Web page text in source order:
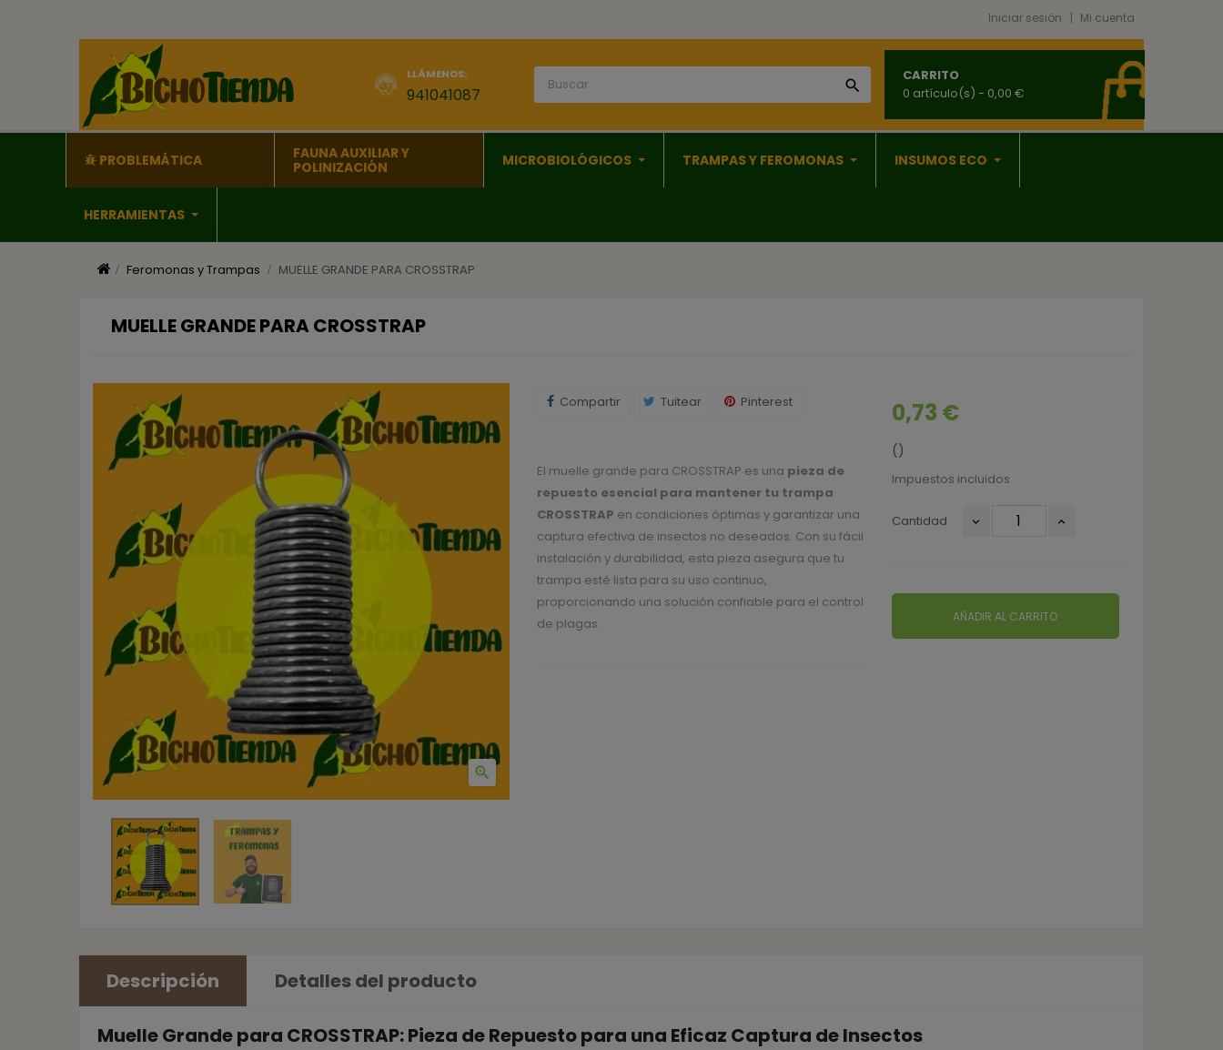
Iniciar sesión Mi cuenta
LLÁMENOS:
941041087 
CARRITO
0 artículo(s) - 0,00 €
PROBLEMÁTICA
FAUNA AUXILIAR Y
POLINIZACIÓN
MICROBIOLÓGICOS TRAMPAS Y FEROMONAS INSUMOS ECO
HERRAMIENTAS
Feromonas y Trampas MUELLE GRANDE PARA CROSSTRAP
MUELLE GRANDE PARA CROSSTRAP

0,73 €
()
Impuestos incluidos
Cantidad
AÑADIR AL CARRITO
Compartir Tuitear Pinterest
El muelle grande para CROSSTRAP es una pieza de
repuesto esencial para mantener tu trampa
CROSSTRAP en condiciones óptimas y garantizar una
captura efectiva de insectos no deseados. Con su fácil
instalación y durabilidad, esta pieza asegura que tu
trampa esté lista para su uso continuo,
proporcionando una solución confiable para el control
de plagas.
Descripción Detalles del producto
Muelle Grande para CROSSTRAP: Pieza de Repuesto para una Eficaz Captura de Insectos